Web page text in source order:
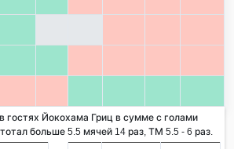
гостях Йокохама Гриц в сумме с голами
больше 5.5 мячей 14 раз, ТМ 5.5 - 6 раз.